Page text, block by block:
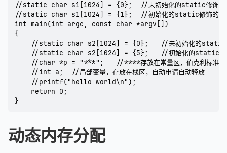
//static char s1[1024] = {0};  //未初始化的static修饰的全
//static char s1[1024] = {1};  //初始化的static修饰的全局
int main(int argc, const char *argv[])
{
//static char s2[1024] = {0};   //未初始化的static修
//static char s2[1024] = {5};   //初始化的static修
//char *p = "***";   //****存放在常量区，伯克利标准规
    //int a;  //局部变量，存放在栈区，自动申请自动释放
    //printf("hello world\n");
    return 0;
}
动态内存分配